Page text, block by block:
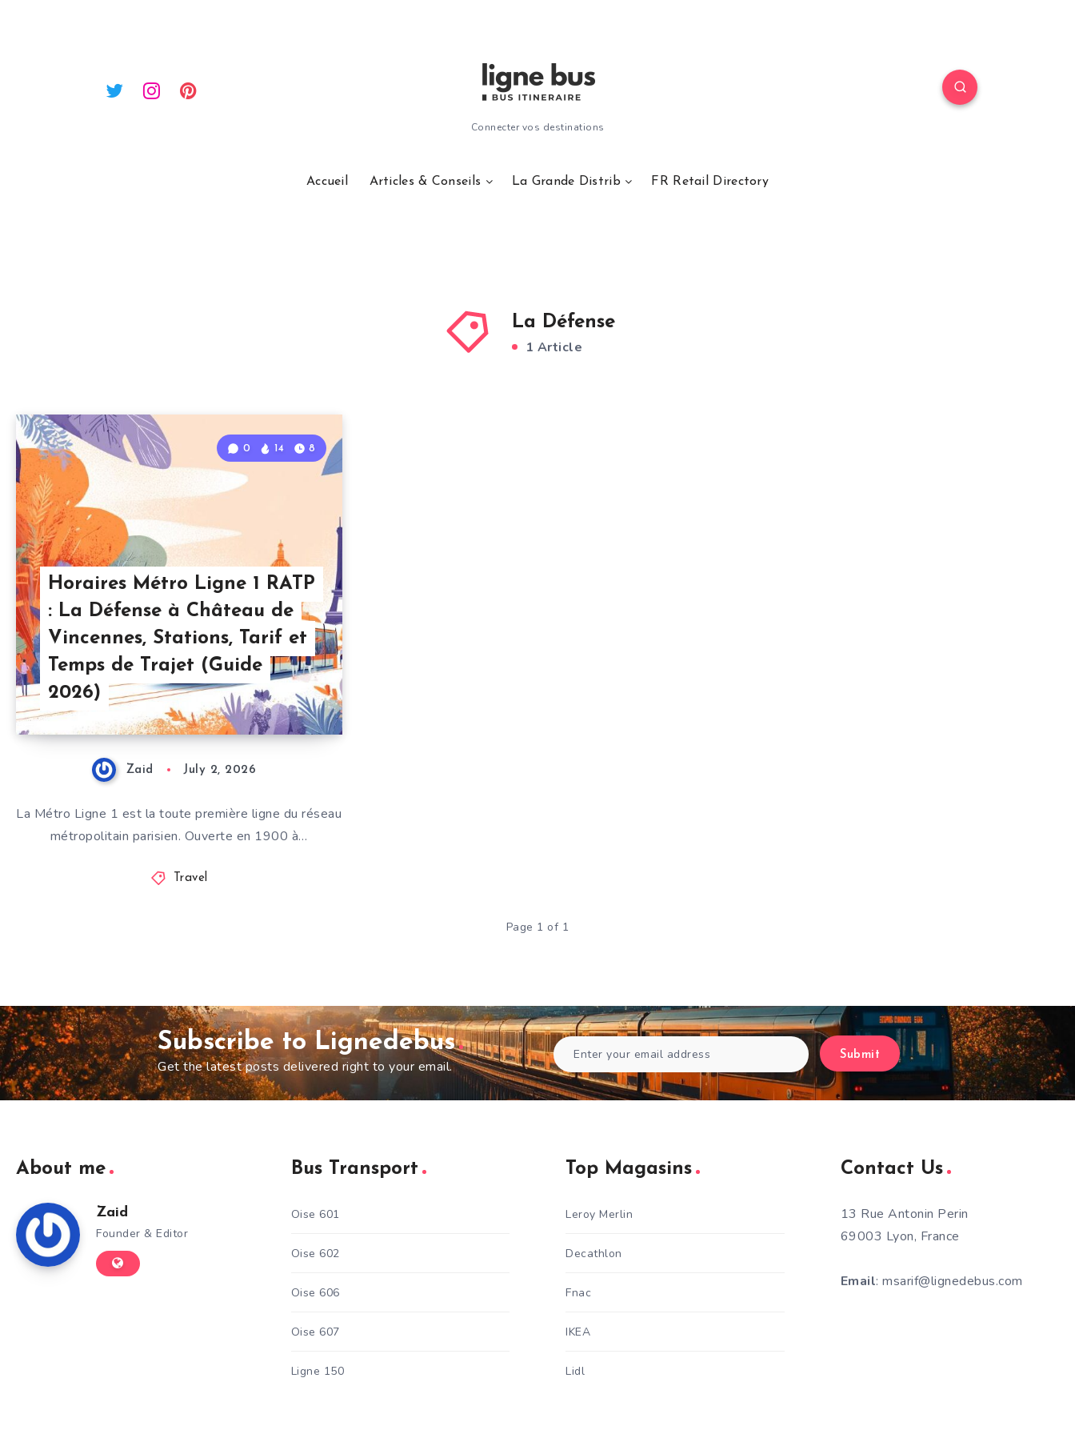
Connecter vos destinations
Accueil Articles & Conseils La Grande Distrib FR Retail Directory
La Défense
1 Article
Horaires Métro Ligne 1 RATP
: La Défense à Château de
Vincennes, Stations, Tarif et
Temps de Trajet (Guide
2026)
0 14 8
Zaid July 2, 2026
La Métro Ligne 1 est la toute première ligne du réseau
métropolitain parisien. Ouverte en 1900 à…
Travel
Page 1 of 1
Subscribe to Lignedebus
Get the latest posts delivered right to your email.
Submit
About me
Zaid
Founder & Editor
Bus Transport
Oise 601
Oise 602
Oise 606
Oise 607
Ligne 150
Top Magasins
Leroy Merlin
Decathlon
Fnac
IKEA
Lidl
Contact Us
13 Rue Antonin Perin
69003 Lyon, France
Email: msarif@lignedebus.com